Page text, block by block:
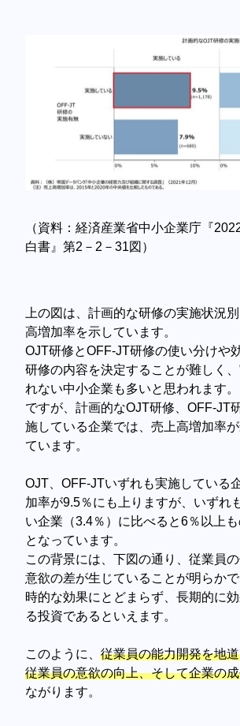
（資料：経済産業省中小企業庁『
白書』第2－2－31図）
上の図は、計画的な研修の実施状況
高増加率を示しています。
OJT研修とOFF-JT研修の使い分けや
研修の内容を決定することが難しく
れない中小企業も多いと思われます。
ですが、計画的なOJT研修、OFF-JT
施している企業では、売上高増加率
ています。
OJT、OFF-JTいずれも実施している
加率が9.5％にも上りますが、いずれ
い企業（3.4％）に比べると6％以上
となっています。
この背景には、下図の通り、従業員
意欲の差が生じていることが明らか
時的な効果にとどまらず、長期的に
る投資であるといえます。
このように、従業員の能力開発を地
従業員の意欲の向上、そして企業の
ながります。